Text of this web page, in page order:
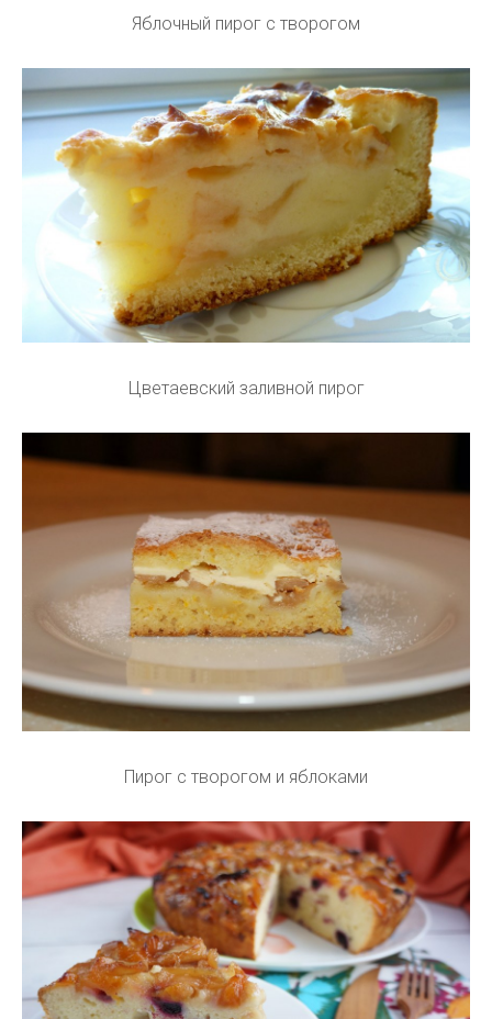
Яблочный пирог с творогом
Цветаевский заливной пирог
Пирог с творогом и яблоками